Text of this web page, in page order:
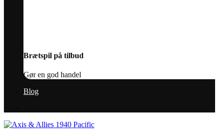
Brætspil på tilbud
Gør en god handel
Blog